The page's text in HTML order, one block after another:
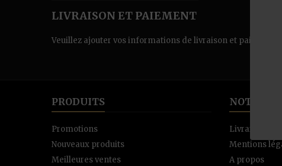
LIVRAISON ET PAIEMENT
Veuillez ajouter vos informations de livraison et paiement à
PRODUITS
Promotions
Nouveaux produits
Meilleures ventes
NOTRE
Livraison
Mentions
A propos